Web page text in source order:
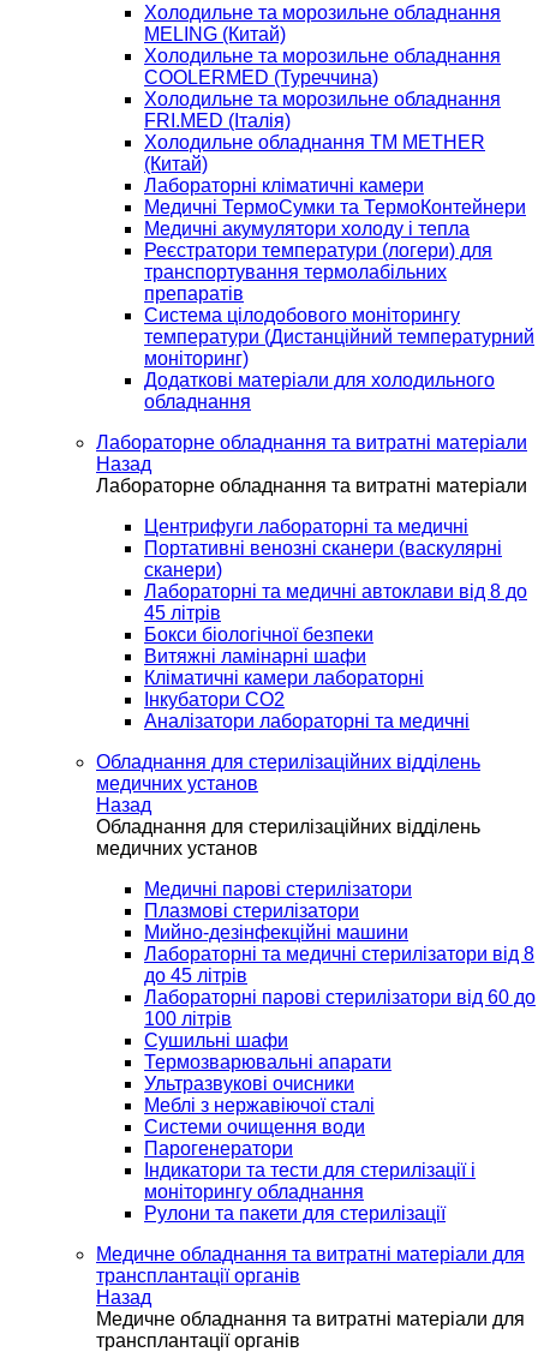
Холодильне та морозильне обладнання
MELING (Китай)
Холодильне та морозильне обладнання
COOLERMED (Туреччина)
Холодильне та морозильне обладнання
FRI.MED (Італія)
Холодильне обладнання TM METHER
(Китай)
Лабораторні кліматичні камери
Медичні ТермоСумки та ТермоКонтейнери
Медичні акумулятори холоду і тепла
Реєстратори температури (логери) для
транспортування термолабільних
препаратів
Система цілодобового моніторингу
температури (Дистанційний температурний
моніторинг)
Додаткові матеріали для холодильного
обладнання
Лабораторне обладнання та витратні матеріали
Назад
Лабораторне обладнання та витратні матеріали
Центрифуги лабораторні та медичні
Портативні венозні сканери (васкулярні
сканери)
Лабораторні та медичні автоклави від 8 до
45 літрів
Бокси біологічної безпеки
Витяжні ламінарні шафи
Кліматичні камери лабораторні
Інкубатори СО2
Аналізатори лабораторні та медичні
Обладнання для стерилізаційних відділень
медичних установ
Назад
Обладнання для стерилізаційних відділень
медичних установ
Медичні парові стерилізатори
Плазмові стерилізатори
Мийно-дезінфекційні машини
Лабораторні та медичні стерилізатори від 8
до 45 літрів
Лабораторні парові стерилізатори від 60 до
100 літрів
Сушильні шафи
Термозварювальні апарати
Ультразвукові очисники
Меблі з нержавіючої сталі
Системи очищення води
Парогенератори
Індикатори та тести для стерилізації і
моніторингу обладнання
Рулони та пакети для стерилізації
Медичне обладнання та витратні матеріали для
трансплантації органів
Назад
Медичне обладнання та витратні матеріали для
трансплантації органів